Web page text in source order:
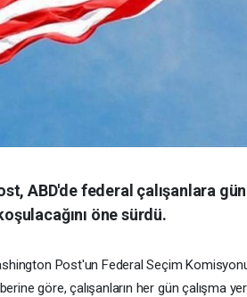
ABD'de federal çalışanlara
öne sürdü.
Post'un Federal Seçim
göre, çalışanların her gün çalışma